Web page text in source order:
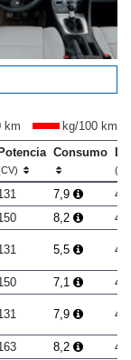
km
kg/100 km
Potencia Consumo
7,9
8,2
5,5
7,1
7,9
8,2